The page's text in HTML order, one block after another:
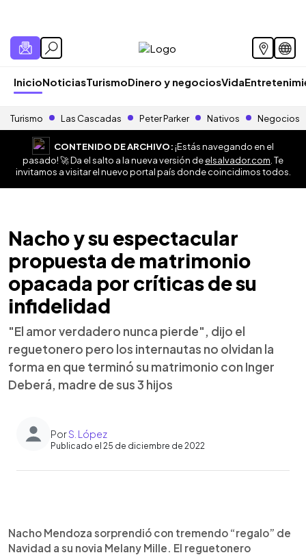
InicioNoticiasTurismoDinero y negociosVida
Turismo Las Cascadas Peter Parker Nativos Negocios
CONTENIDO DE ARCHIVO:¡Estás navegando en el
pasado! 🚀 Da el salto a la nueva versión deelsalvador.com . Te
invitamos a visitar el nuevo portal país donde coincidimos todos.
Nacho y su espectacular
propuesta de matrimonio
opacada por críticas de su
infidelidad
"El amor verdadero nunca pierde", dijo el
reguetonero pero los internautas no olvidan la
forma en que terminó su matrimonio con Inger
Deberá, madre de sus 3 hijos
PorS. López
Publicado el 25 de diciembre de 2022
► Escuchar artículo
Nacho Mendoza sorprendió con tremendo “regalo” de
Navidad a su novia Melany Mille. El reguetonero